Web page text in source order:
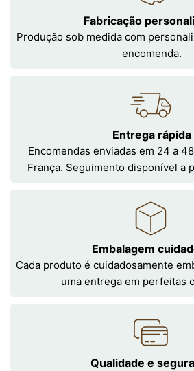
Fabricação
Produção sob medida com
encomenda.
Entrega rápida
Encomendas enviadas em 24 a
França. Seguimento disponível a
Embalagem
Cada produto é cuidadosamente
uma entrega em perfeitas
Qualidade e